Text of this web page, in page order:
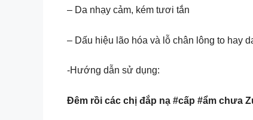
– Da nhạy cảm, kém tươi tắn
– Dấu hiệu lão hóa và lỗ chân lông to hay
-Hướng dẫn sử dụng:
Đêm rồi các chị đắp nạ #cấp #ẩm chưa